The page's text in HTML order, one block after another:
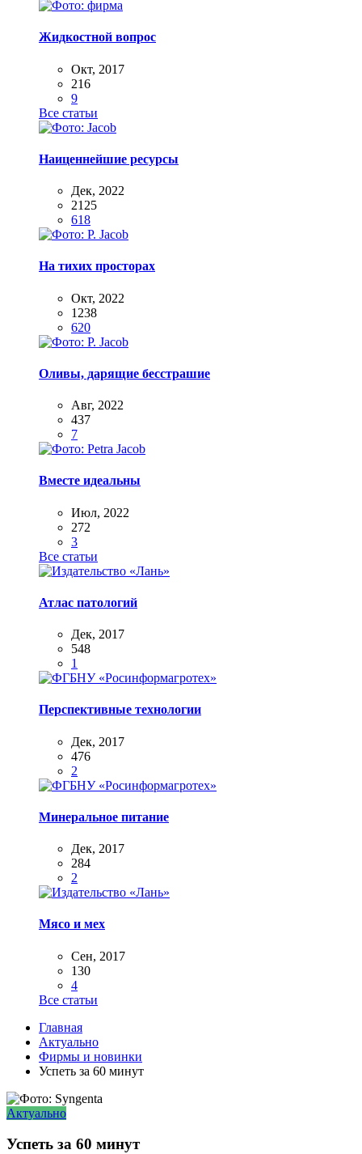
Жидкостной вопрос
Окт, 2017
216
9
Все статьи
Наиценнейшие ресурсы
Дек, 2022
2125
618
На тихих просторах
Окт, 2022
1238
620
Оливы, дарящие бесстрашие
Авг, 2022
437
7
Вместе идеальны
Июл, 2022
272
3
Все статьи
Атлас патологий
Дек, 2017
548
1
Перспективные технологии
Дек, 2017
476
2
Минеральное питание
Дек, 2017
284
2
Мясо и мех
Сен, 2017
130
4
Все статьи
Главная
Актуально
Фирмы и новинки
Успеть за 60 минут
Актуально
Успеть за 60 минут